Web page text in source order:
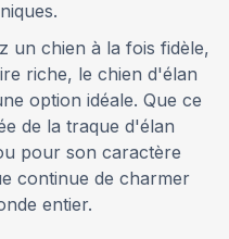
un chien à la fois fidèle,
riche, le chien d'élan
option idéale. Que ce
de la traque d'élan
pour son caractère
continue de charmer
entier.